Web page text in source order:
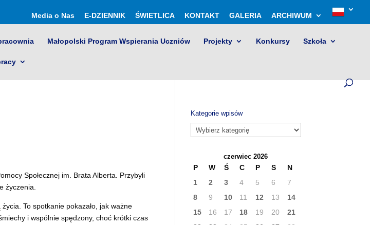
Media o Nas E-DZIENNIK ŚWIETLICA KONTAKT GALERIA ARCHIWUM
Małopolski Program Wspierania Uczniów Projekty Konkursy Szkoła
Społecznej im. Brata Alberta. Przybyli
życzenia.
To spotkanie pokazało, jak ważne
i wspólnie spędzony, choć krótki czas
Kategorie wpisów
Kategorie
wpisów
czerwiec 2026
P W Ś C P S
N
1
2 3 4 5 6
7
8
9 10 11 12 13
14
15
16 17 18 19 20
21